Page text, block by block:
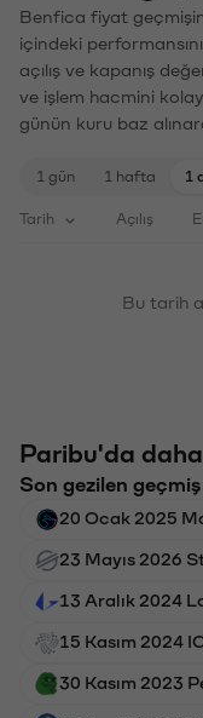
Benfica fiyat
içindeki
açılış ve kapanış
ve işlem hacmini
günün kuru baz
1 gün 1 hafta 1
Tarih Açılış
Bu tarih
Paribu'da daha
Son gezilen
20 Ocak 2025
23 Mayıs 2026
13 Aralık 2024
15 Kasım 2024
30 Kasım 2023